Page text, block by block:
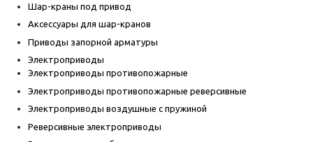
Шар-краны под привод
Аксессуары для шар-кранов
Приводы запорной арматуры
Электроприводы
Электроприводы противопожарные
Электроприводы противопожарные реверсивные
Электроприводы воздушные с пружиной
Реверсивные электроприводы